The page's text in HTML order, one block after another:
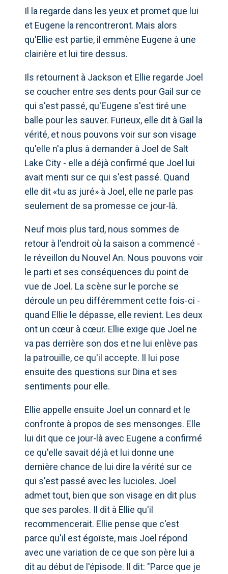
Il la regarde dans les yeux et promet que lui
et Eugene la rencontreront. Mais alors
qu'Ellie est partie, il emmène Eugene à une
clairière et lui tire dessus.
Ils retournent à Jackson et Ellie regarde Joel
se coucher entre ses dents pour Gail sur ce
qui s'est passé, qu'Eugene s'est tiré une
balle pour les sauver. Furieux, elle dit à Gail la
vérité, et nous pouvons voir sur son visage
qu'elle n'a plus à demander à Joel de Salt
Lake City - elle a déjà confirmé que Joel lui
avait menti sur ce qui s'est passé. Quand
elle dit «tu as juré» à Joel, elle ne parle pas
seulement de sa promesse ce jour-là.
Neuf mois plus tard, nous sommes de
retour à l'endroit où la saison a commencé -
le réveillon du Nouvel An. Nous pouvons voir
le parti et ses conséquences du point de
vue de Joel. La scène sur le porche se
déroule un peu différemment cette fois-ci -
quand Ellie le dépasse, elle revient. Les deux
ont un cœur à cœur. Ellie exige que Joel ne
va pas derrière son dos et ne lui enlève pas
la patrouille, ce qu'il accepte. Il lui pose
ensuite des questions sur Dina et ses
sentiments pour elle.
Ellie appelle ensuite Joel un connard et le
confronte à propos de ses mensonges. Elle
lui dit que ce jour-là avec Eugene a confirmé
ce qu'elle savait déjà et lui donne une
dernière chance de lui dire la vérité sur ce
qui s'est passé avec les lucioles. Joel
admet tout, bien que son visage en dit plus
que ses paroles. Il dit à Ellie qu'il
recommencerait. Ellie pense que c'est
parce qu'il est égoïste, mais Joel répond
avec une variation de ce que son père lui a
dit au début de l'épisode. Il dit: "Parce que je